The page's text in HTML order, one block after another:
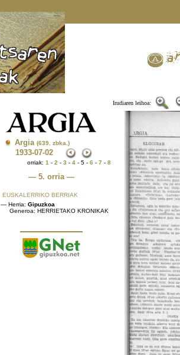
Irudiaren leihoa:
Argia (639. zbka.)
1933-07-02
orriak: 1 - 2 - 3 - 4 - 5 - 6 - 7 - 8
— 5. orria —
EUSKALERRIKO BERRIAK
— Herria: Gipuzkoa
Generoa: HERRIETAKO KRONIKAK